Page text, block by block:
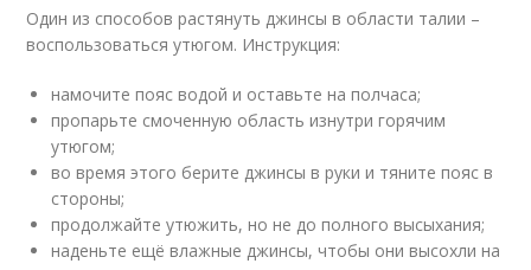
Один из способов растянуть джинсы в области талии –
воспользоваться утюгом. Инструкция:
намочите пояс водой и оставьте на полчаса;
пропарьте смоченную область изнутри горячим
утюгом;
во время этого берите джинсы в руки и тяните пояс в
стороны;
продолжайте утюжить, но не до полного высыхания;
наденьте ещё влажные джинсы, чтобы они высохли на